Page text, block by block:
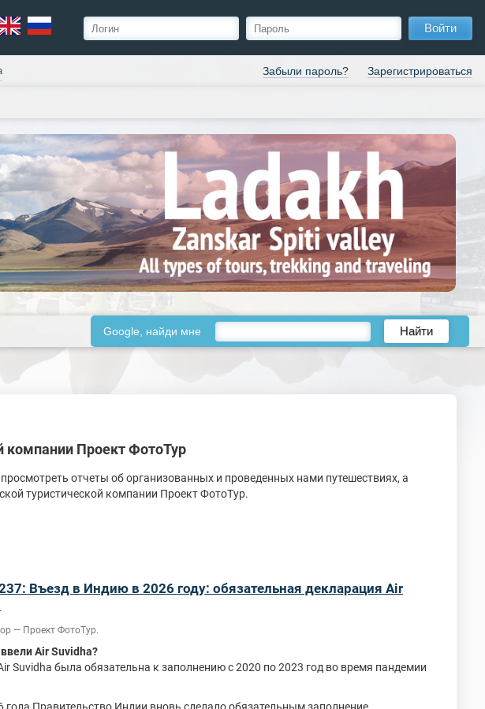
Войти
Забыли пароль? Зарегистрироваться
Google, найди мне Найти
компании Проект ФотоТур
отчеты об организованных и проведенных нами путешествиях, а
туристической компании Проект ФотоТур.
Въезд в Индию в 2026 году: обязательная декларация Air
— Проект ФотоТур.
Air Suvidha?
Suvidha была обязательна к заполнению с 2020 по 2023 год во время пандемии